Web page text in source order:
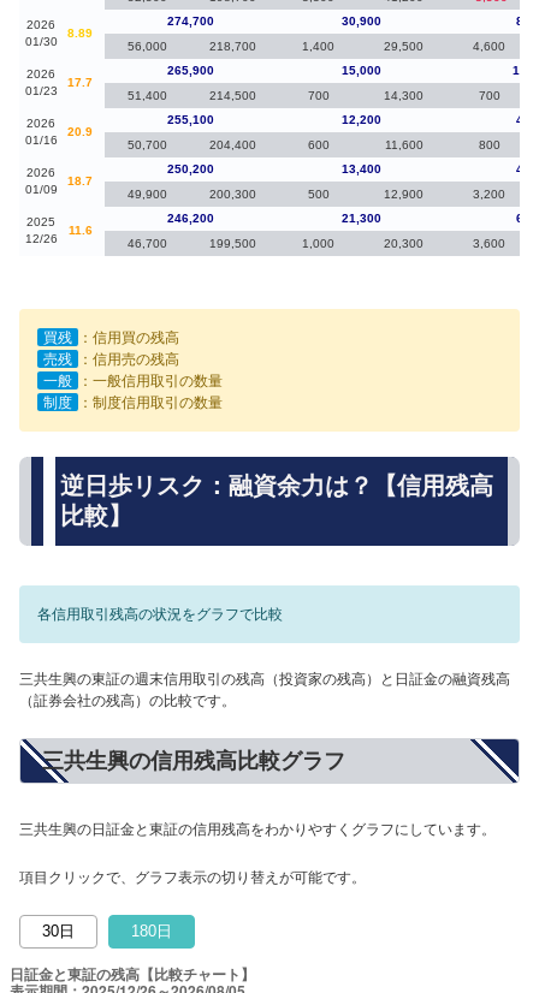
2026
01/30
8.89
274,700 30,900
56,000
218,700 1,400 29,500 4,600
2026
01/23
17.7
265,900 15,000
51,400
214,500 700 14,300 700
2026
01/16
20.9
255,100 12,200
50,700
204,400 600 11,600 800
2026
01/09
18.7
250,200 13,400
49,900
200,300 500 12,900 3,200
2025
12/26
11.6
246,200 21,300
46,700
199,500 1,000 20,300 3,600
買残
：信用買の残高
売残
：信用売の残高
一般
：一般信用取引の数量
制度
：制度信用取引の数量
逆日歩リスク：融資余力は？【信用残高
比較】
各信用取引残高の状況をグラフで比較
三共生興の東証の週末信用取引の残高（投資家の残高）と日証金の融資残高
（証券会社の残高）の比較です。
三共生興の信用残高比較グラフ
三共生興の日証金と東証の信用残高をわかりやすくグラフにしています。
項目クリックで、グラフ表示の切り替えが可能です。
30日 180日